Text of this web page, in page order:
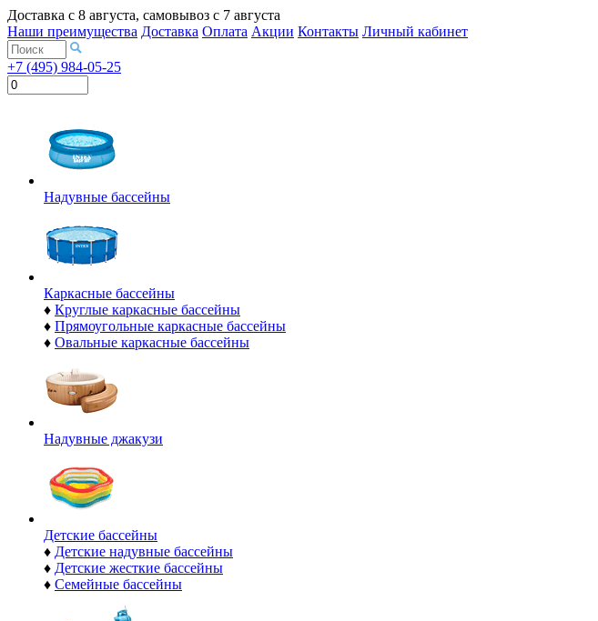
Доставка с 8 августа, самовывоз с 7 августа
Наши преимущества Доставка Оплата Акции Контакты Личный кабинет
+7 (495) 984-05-25
Надувные бассейны
Каркасные бассейны
♦ Круглые каркасные бассейны
♦ Прямоугольные каркасные бассейны
♦ Овальные каркасные бассейны
Надувные джакузи
Детские бассейны
♦ Детские надувные бассейны
♦ Детские жесткие бассейны
♦ Семейные бассейны